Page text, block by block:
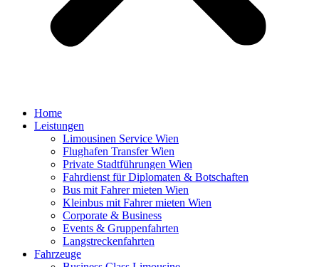
Home
Leistungen
Limousinen Service Wien
Flughafen Transfer Wien
Private Stadtführungen Wien
Fahrdienst für Diplomaten & Botschaften
Bus mit Fahrer mieten Wien
Kleinbus mit Fahrer mieten Wien
Corporate & Business
Events & Gruppenfahrten
Langstreckenfahrten
Fahrzeuge